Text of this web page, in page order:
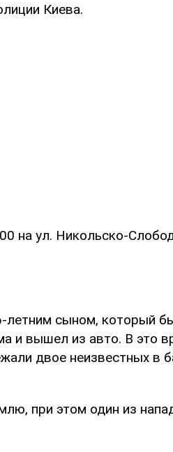
Киева.
на ул. Никольско-
летним сыном, который
и вышел из авто. В это
двое неизвестных в
при этом один из